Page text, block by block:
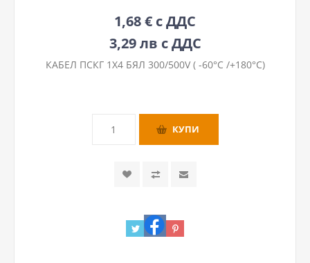
1,68 € с ДДС
3,29 лв с ДДС
КАБЕЛ ПСКГ 1Х4 БЯЛ 300/500V ( -60°C /+180°C)